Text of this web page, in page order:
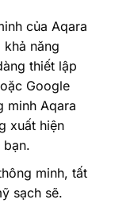
của Aqara
năng
thiết lập
Google
minh Aqara
xuất hiện
minh, tất
sạch sẽ.